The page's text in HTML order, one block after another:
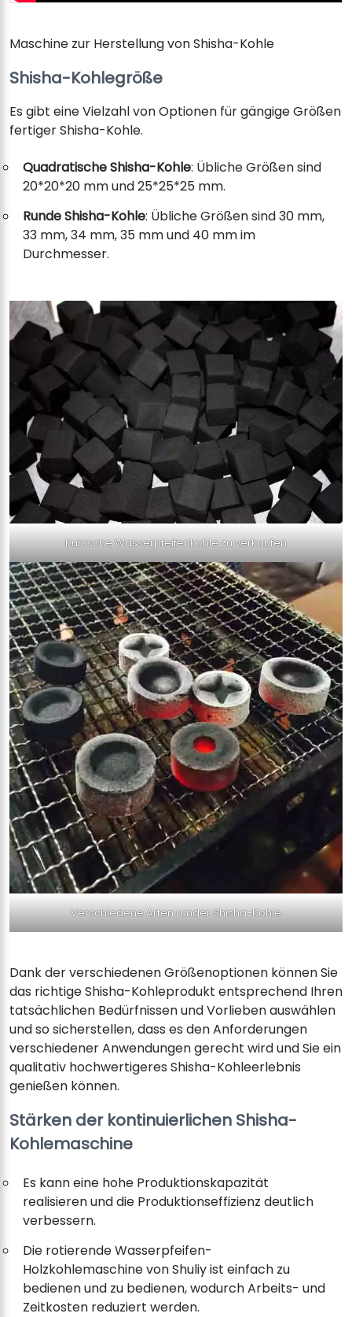
Maschine zur Herstellung von Shisha-Kohle
Shisha-Kohlegröße
Es gibt eine Vielzahl von Optionen für gängige Größen
fertiger Shisha-Kohle.
Quadratische Shisha-Kohle: Übliche Größen sind
20*20*20 mm und 25*25*25 mm.
Runde Shisha-Kohle: Übliche Größen sind 30 mm,
33 mm, 34 mm, 35 mm und 40 mm im
Durchmesser.
Kubische Wasserpfeifenkohle zu verkaufen
Verschiedene Arten runder Shisha-Kohle
Dank der verschiedenen Größenoptionen können Sie
das richtige Shisha-Kohleprodukt entsprechend Ihren
tatsächlichen Bedürfnissen und Vorlieben auswählen
und so sicherstellen, dass es den Anforderungen
verschiedener Anwendungen gerecht wird und Sie ein
qualitativ hochwertigeres Shisha-Kohleerlebnis
genießen können.
Stärken der kontinuierlichen Shisha-
Kohlemaschine
Es kann eine hohe Produktionskapazität
realisieren und die Produktionseffizienz deutlich
verbessern.
Die rotierende Wasserpfeifen-
Holzkohlemaschine von Shuliy ist einfach zu
bedienen und zu bedienen, wodurch Arbeits- und
Zeitkosten reduziert werden.